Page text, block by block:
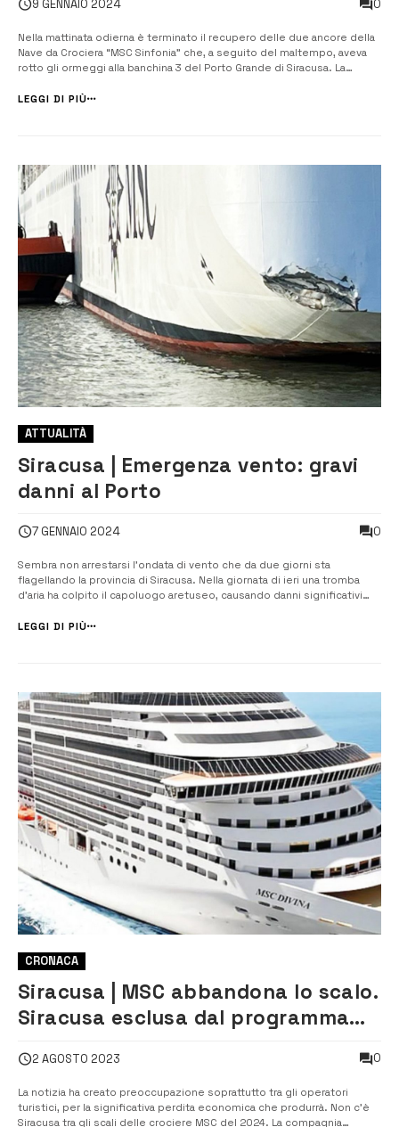
9 GENNAIO 2024 0
Nella mattinata odierna è terminato il recupero delle due ancore della
Nave da Crociera “MSC Sinfonia” che, a seguito del maltempo, aveva
rotto gli ormeggi alla banchina 3 del Porto Grande di Siracusa. La
pomeriggio di sabato scorso, un peggioramento delle condizioni
LEGGI DI PIÙ
ATTUALITÀ
Siracusa | Emergenza vento: gravi
danni al Porto
7 GENNAIO 2024 0
Sembra non arrestarsi l’ondata di vento che da due giorni sta
flagellando la provincia di Siracusa. Nella giornata di ieri una tromba
d’aria ha colpito il capoluogo aretuseo, causando danni significativi
Molo Sant’Antonio davanti alla Capitaneria d...
LEGGI DI PIÙ
CRONACA
Siracusa | MSC abbandona lo scalo.
Siracusa esclusa dal programma
2 AGOSTO 2023 0
La notizia ha creato preoccupazione soprattutto tra gli operatori
turistici, per la significativa perdita economica che produrrà. Non c’è
Siracusa tra gli scali delle crociere MSC del 2024. La compagnia